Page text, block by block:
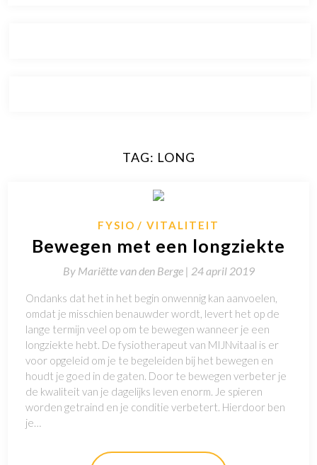
TAG: LONG
FYSIO VITALITEIT
Bewegen met een longziekte
By Mariëtte van den Berge | 24 april 2019
Ondanks dat het in het begin onwennig kan aanvoelen,
omdat je misschien benauwder wordt, levert het op de
lange termijn veel op om te bewegen wanneer je een
longziekte hebt. De fysiotherapeut van MIJNvitaal is er
voor opgeleid om je te begeleiden bij het bewegen en
houdt je goed in de gaten. Door te bewegen verbeter je
de kwaliteit van je dagelijks leven enorm. Je spieren
worden getraind en je conditie verbetert. Hierdoor ben
je…